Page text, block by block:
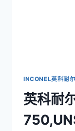
INCONEL英科耐
英科耐